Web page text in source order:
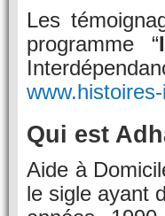
Les
programme “
Qui est
Aide à
le sigle ayant